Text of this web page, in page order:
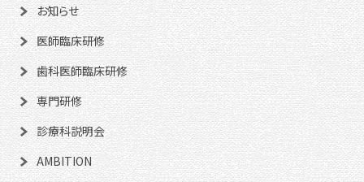
お知らせ
医師臨床研修
歯科医師臨床研修
専門研修
診療科説明会
AMBITION